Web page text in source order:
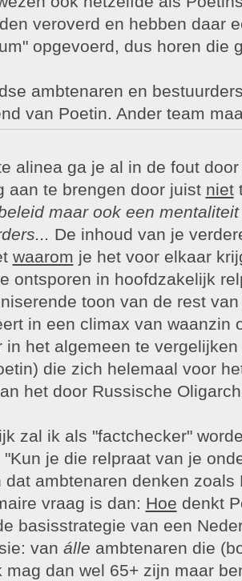
veroverd en hebben daar
opgevoerd, dus horen die
ambtenaren en
van Poetin. Ander team
alinea ga je al in de fout
aan te brengen door juist niet
maar ook een
De inhoud van je
waarom je het voor elkaar
ontsporen in hoofdzakelijk
toon van de rest
in een climax van waanzin
in het algemeen te
die zich helemaal voor
het door Russische
zal ik als "factchecker"
je die relpraat van je
dat ambtenaren denken zoals
vraag is dan: Hoe denkt
basisstrategie van een
van álle ambtenaren die
mag dan wel 65+ zijn maar